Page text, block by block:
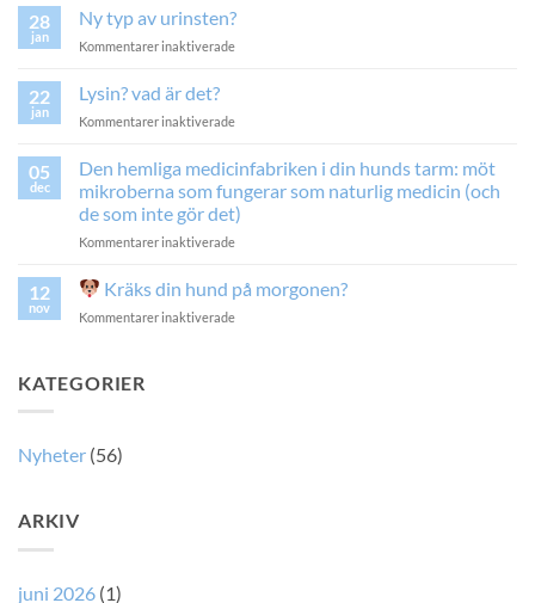
magsyra
matsmältning
28
jan
Ny typ av urinsten?
Kommentarer inaktiveradeför
urinsten?
22
jan
Lysin? vad är det?
Kommentarer inaktiveradeför
vad
är
det?
05
dec
Den hemliga medicinfabriken i din hunds tarm: möt
mikroberna som fungerar som naturlig medicin (och
de som inte gör det)
Kommentarer inaktiveradeför
hemliga
medicinfabriken
i
12
nov
Kräks din hund på morgonen?
Kommentarer inaktiveradeför
KATEGORIER
Nyheter (56)
ARKIV
juni 2026 (1)